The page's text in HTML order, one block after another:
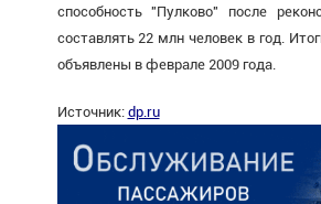
способность "Пулково" после
составлять 22 млн человек в год.
объявлены в феврале 2009 года.
Источник: dp.ru